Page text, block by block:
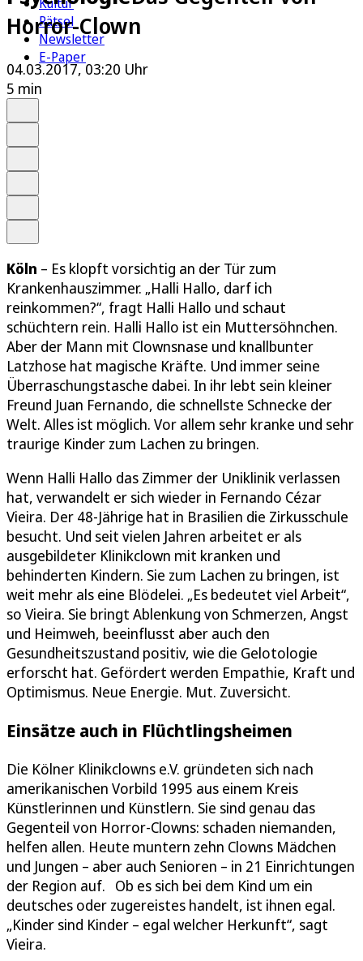
Rätsel
Newsletter
E-Paper
Horror-Clown
04.03.2017, 03:20 Uhr
5 min
Köln – Es klopft vorsichtig an der Tür zum
Krankenhauszimmer. „Halli Hallo, darf ich
reinkommen?“, fragt Halli Hallo und schaut
schüchtern rein. Halli Hallo ist ein Muttersöhnchen.
Aber der Mann mit Clownsnase und knallbunter
Latzhose hat magische Kräfte. Und immer seine
Überraschungstasche dabei. In ihr lebt sein kleiner
Freund Juan Fernando, die schnellste Schnecke der
Welt. Alles ist möglich. Vor allem sehr kranke und sehr
traurige Kinder zum Lachen zu bringen.
Wenn Halli Hallo das Zimmer der Uniklinik verlassen
hat, verwandelt er sich wieder in Fernando Cézar
Vieira. Der 48-Jährige hat in Brasilien die Zirkusschule
besucht. Und seit vielen Jahren arbeitet er als
ausgebildeter Klinikclown mit kranken und
behinderten Kindern. Sie zum Lachen zu bringen, ist
weit mehr als eine Blödelei. „Es bedeutet viel Arbeit“,
so Vieira. Sie bringt Ablenkung von Schmerzen, Angst
und Heimweh, beeinflusst aber auch den
Gesundheitszustand positiv, wie die Gelotologie
erforscht hat. Gefördert werden Empathie, Kraft und
Optimismus. Neue Energie. Mut. Zuversicht.
Einsätze auch in Flüchtlingsheimen
Die Kölner Klinikclowns e.V. gründeten sich nach
amerikanischen Vorbild 1995 aus einem Kreis
Künstlerinnen und Künstlern. Sie sind genau das
Gegenteil von Horror-Clowns: schaden niemanden,
helfen allen. Heute muntern zehn Clowns Mädchen
und Jungen – aber auch Senioren – in 21 Einrichtungen
der Region auf. Ob es sich bei dem Kind um ein
deutsches oder zugereistes handelt, ist ihnen egal.
„Kinder sind Kinder – egal welcher Herkunft“, sagt
Vieira.